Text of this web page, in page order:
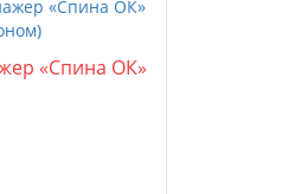
«Спина ОК»